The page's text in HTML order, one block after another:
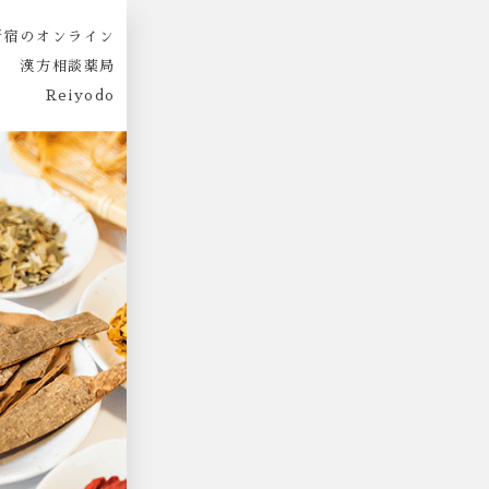
宿のオンライン
漢方相談薬局
Reiyodo